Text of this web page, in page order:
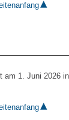
am 1. Juni 2026